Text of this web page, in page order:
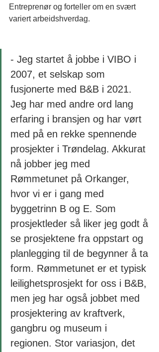
Entreprenør og forteller om en svært
variert arbeidshverdag.
- Jeg startet å jobbe i VIBO i
2007, et selskap som
fusjonerte med B&B i 2021.
Jeg har med andre ord lang
erfaring i bransjen og har vørt
med på en rekke spennende
prosjekter i Trøndelag. Akkurat
nå jobber jeg med
Rømmetunet på Orkanger,
hvor vi er i gang med
byggetrinn B og E. Som
prosjektleder så liker jeg godt å
se prosjektene fra oppstart og
planlegging til de begynner å ta
form. Rømmetunet er et typisk
leilighetsprosjekt for oss i B&B,
men jeg har også jobbet med
prosjektering av kraftverk,
gangbru og museum i
regionen. Stor variasjon, det